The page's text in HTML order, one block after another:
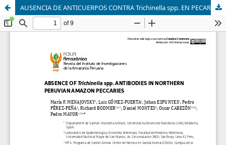
AUSENCIA DE ANTICUERPOS CONTRA Trichinella spp. EN PECARIES DE LA AMAZONIA NORTE PERUANA